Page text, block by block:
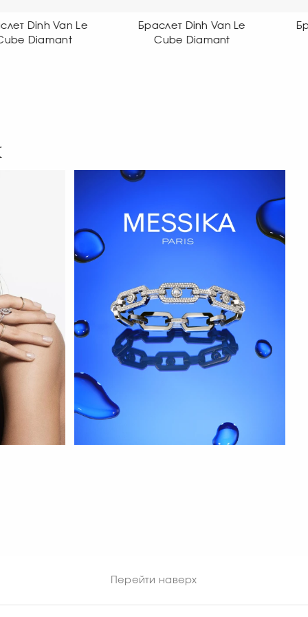
Браслет Dinh Van Le
Cube Diamant
Браслет Dinh Van Le
Cube Diamant
Перейти наверх